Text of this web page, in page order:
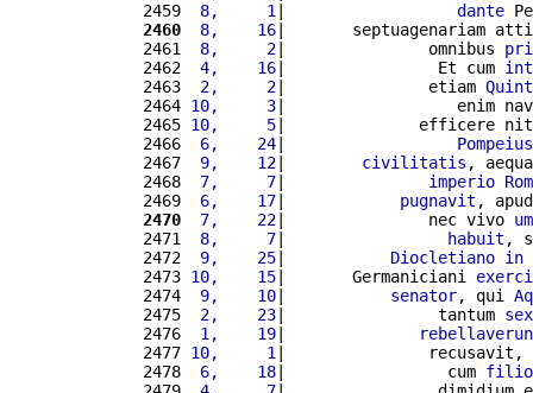
2459
8,     1 | dante
2460
8,    16|       septuagenariam
2461
8,     2|               omnibus
2462
4,    16|                Et cum
2463
2,     2|               etiam
2464 10,     3|                  enim
2465 10,     5|              efficere
2466
6,    24| Pompeius
2467
9,    12| civilitatis ,
2468
7,     7| imperio
2469
6,    17| pugnavit ,
2470
7,    22|               nec vivo
2471
8,     7| habuit ,
2472
9,    25| Diocletiano in
2473 10,    15|       Germaniciani
2474
9,    10| senator, qui
2475
2,    23|                tantum
2476
1,    19|
2477 10,     1 |               recusavit,
2478
6,    18|                 cum filio